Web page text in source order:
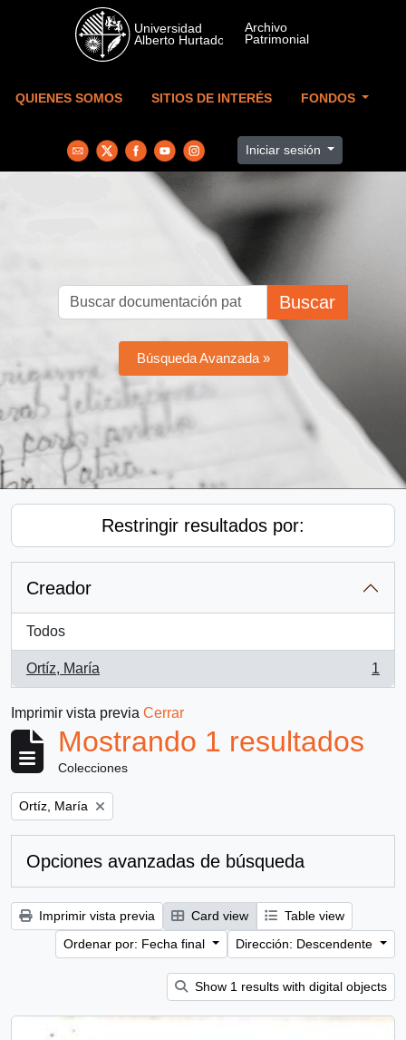
Skip to main content
QUIENES SOMOS SITIOS DE INTERÉS FONDOS
Iniciar sesión
Buscar
Búsqueda Avanzada »
Restringir resultados por:
Creador
Todos
Ortíz, María
, 1 resultados
1
Imprimir vista previa Cerrar
Mostrando 1 resultados
Colecciones
Remove filter:
Ortíz, María
Opciones avanzadas de búsqueda
Imprimir vista previa Card view
Table view
Ordenar por: Fecha final
Dirección: Descendente
Show 1 results with digital objects